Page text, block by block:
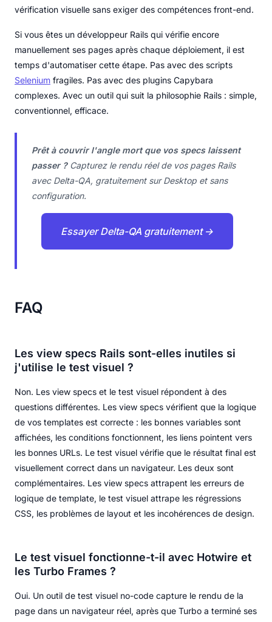
vérification visuelle sans exiger des compétences front-end.
Si vous êtes un développeur Rails qui vérifie encore
manuellement ses pages après chaque déploiement, il est
temps d'automatiser cette étape. Pas avec des scripts
Selenium fragiles. Pas avec des plugins Capybara
complexes. Avec un outil qui suit la philosophie Rails : simple,
conventionnel, efficace.
Prêt à couvrir l'angle mort que vos specs laissent
passer ?Capturez le rendu réel de vos pages Rails
avec Delta-QA, gratuitement sur Desktop et sans
configuration.
Essayer Delta-QA gratuitement →
FAQ
Les view specs Rails sont-elles inutiles si
j'utilise le test visuel ?
Non. Les view specs et le test visuel répondent à des
questions différentes. Les view specs vérifient que la logique
de vos templates est correcte : les bonnes variables sont
affichées, les conditions fonctionnent, les liens pointent vers
les bonnes URLs. Le test visuel vérifie que le résultat final est
visuellement correct dans un navigateur. Les deux sont
complémentaires. Les view specs attrapent les erreurs de
logique de template, le test visuel attrape les régressions
CSS, les problèmes de layout et les incohérences de design.
Le test visuel fonctionne-t-il avec Hotwire et
les Turbo Frames ?
Oui. Un outil de test visuel no-code capture le rendu de la
page dans un navigateur réel, après que Turbo a terminé ses